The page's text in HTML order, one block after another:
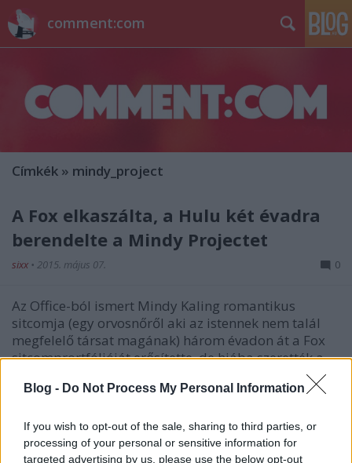
Blog - Do Not Process My Personal Information
If you wish to opt-out of the sale, sharing to third parties, or
processing of your personal or sensitive information for
targeted advertising by us, please use the below opt-out
comment:com
Címkék » mindy_project
A Fox elkaszálta, a Hulu két évadra
berendelte a Mindy Projectet
sixx • 2015. május 07. 0
Az Office-ból ismert Mindy Kaling romantikus
sitcomja (egy orvosnőről aki az istennek nem talál
megfelelő társat magának) három évadon át a Fox
sitcomprortfólióját erősítette, de hiába szerették a
network meg ráunt az 1,4-es…